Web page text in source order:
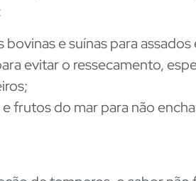
bovinas e suínas para
evitar o ressecamento,
e frutos do mar para não